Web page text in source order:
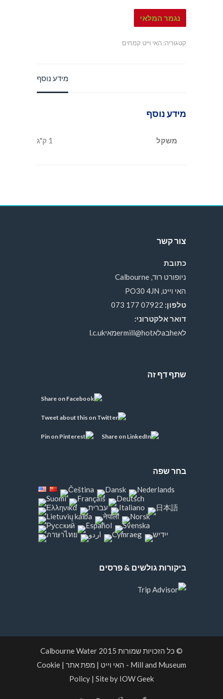
נגמר המלאי
קטגוריה: האי וייט קמחים
מידע נוסף
מידע נוסף
משקל 1 ק"ג
צור קשר
כתובת
ניופורט רוד, Calbourne
האי וייט, PO30 4JN
טלפון:
דואר אלקטרוני:
לאheבaלאermill@hotמאיl.c.uk
שתף דף זה
בחר שפה
ביקורות גולשים & פרסים
© כל הזכויות שמורות 2015
Calbourne Water
Mill and Museum - האי וייט | מפת אתר |
Cookie
Policy | Site by IOW Geek